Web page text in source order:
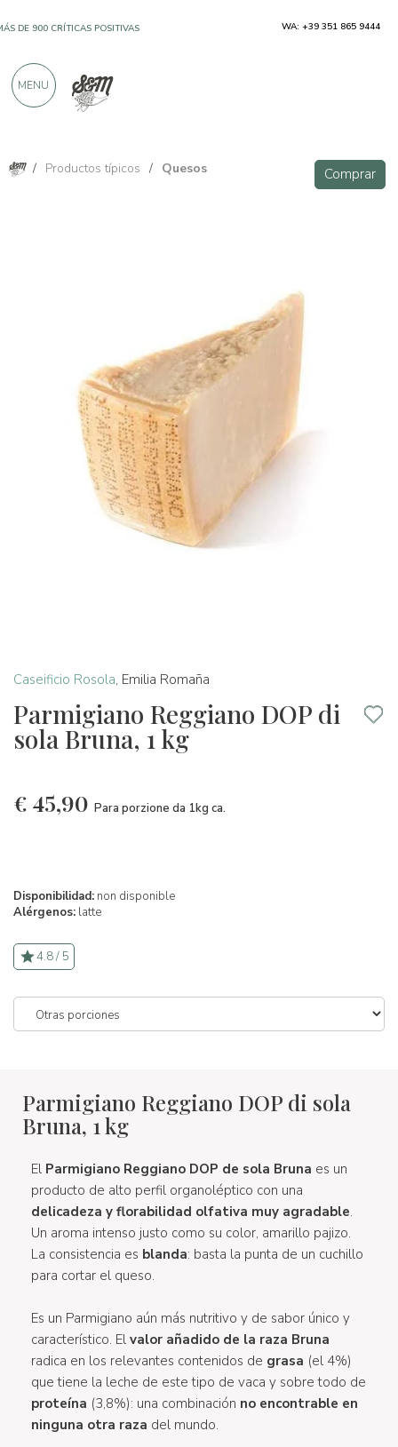
/ Productos típicos / Quesos Comprar
Caseificio Rosola, Emilia Romaña
Parmigiano Reggiano DOP di
sola Bruna, 1 kg
€ 45,90 Para porzione da 1kg ca.
Disponibilidad: non disponible
Alérgenos: latte
4.8 / 5
Parmigiano Reggiano DOP di sola
Bruna, 1 kg
El Parmigiano Reggiano DOP de sola Bruna es un
producto de alto perfil organoléptico con una
delicadeza y florabilidad olfativa muy agradable.
Un aroma intenso justo como su color, amarillo pajizo.
La consistencia es blanda: basta la punta de un cuchillo
para cortar el queso.
Es un Parmigiano aún más nutritivo y de sabor único y
característico. El valor añadido de la raza Bruna
radica en los relevantes contenidos de grasa (el 4%)
que tiene la leche de este tipo de vaca y sobre todo de
proteína (3,8%): una combinación no encontrable en
ninguna otra raza del mundo.
DE 900 CRÍTICAS POSITIVAS WA: +39 351 865 9444
MENU